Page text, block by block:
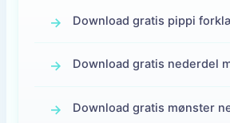
Download gratis pippi
Download gratis nederdel
Download gratis mønster